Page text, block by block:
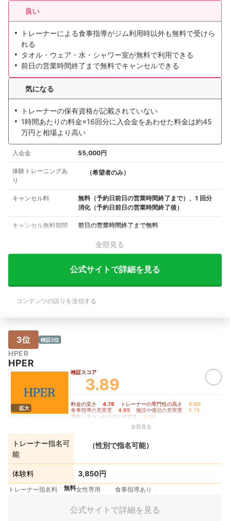
良い
トレーナーによる食事指導がジム利用時以外も無料で受けら
れる
タオル・ウェア・水・シャワー室が無料で利用できる
前日の営業時間終了まで無料でキャンセルできる
気になる
トレーナーの保有資格が記載されていない
1時間あたりの料金×16回分に入会金をあわせた料金は約45
万円と相場より高い
入会金 55,000円
体験トレーニングあ
り
（希望者のみ）
キャンセル料
無料（予約日前日の営業時間終了まで）、1 回分
消化（予約日前日の営業時間終了後）
キャンセル無料期間 前日の営業時間終了まで無料
全部見る
公式サイトで詳細を見る
コンテンツの誤りを送信する
3位 検証2位
HPER
HPER
拡大
検証スコア
3.89
料金の安さ 4.78 トレーナーの専門性の高さ 3.00
食事指導の充実度 4.65 施設や備品の充実度 3.75
予約・キャンセルのしやすさ
4.40
全部見る
トレーナー指名可
能
（性別で指名可能）
体験料 3,850円
トレーナー指名料 無料女性専用 食事指導あり
公式サイトで詳細を見る